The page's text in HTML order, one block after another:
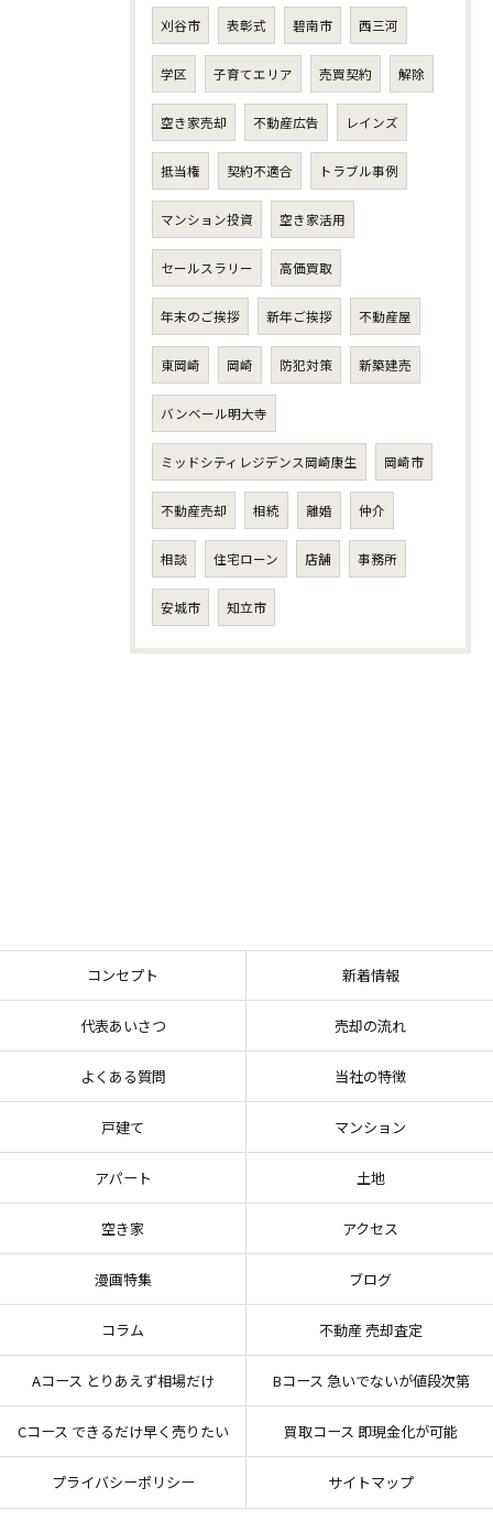
刈谷市 表彰式 碧南市 西三河
学区 子育てエリア 売買契約 解除
空き家売却 不動産広告 レインズ
抵当権 契約不適合 トラブル事例
マンション投資 空き家活用
セールスラリー 高価買取
年末のご挨拶 新年ご挨拶 不動産屋
東岡崎 岡崎 防犯対策 新築建売
バンベール明大寺
ミッドシティレジデンス岡崎康生 岡崎市
不動産売却 相続 離婚 仲介
相談 住宅ローン 店舗 事務所
安城市 知立市
コンセプト 新着情報
代表あいさつ 売却の流れ
よくある質問 当社の特徴
戸建て マンション
アパート 土地
空き家 アクセス
漫画特集 ブログ
コラム 不動産 売却査定
Aコース とりあえず相場だけ Bコース 急いでないが値段次第
Cコース できるだけ早く売りたい 買取コース 即現金化が可能
プライバシーポリシー サイトマップ